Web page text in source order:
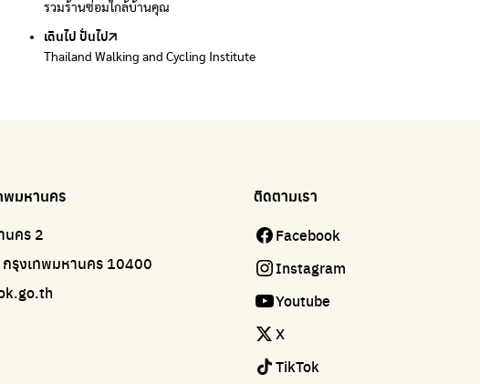
รวมร้านซ่อมใกล้บ้านคุณ
เดินไป ปั่นไป
Thailand Walking and Cycling Institute
รวมร้านซ่อมใกล้บ้านคุณ
พมหานคร
นคร 2
รุงเทพมหานคร 10400
ติดตามเรา
Facebook
Instagram
Youtube
X
TikTok